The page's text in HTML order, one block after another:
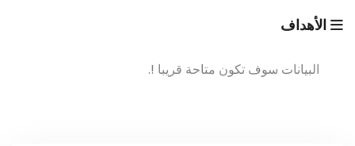
الأهداف
البيانات سوف تكون متاحة قريبا !.